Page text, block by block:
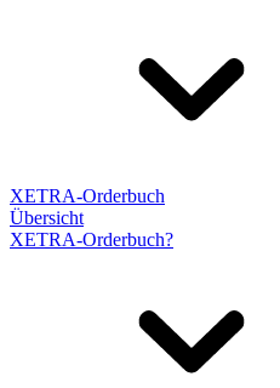
XETRA-Orderbuch
Übersicht
XETRA-Orderbuch?